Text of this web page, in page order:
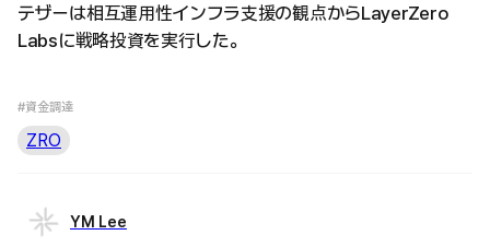
テザーは相互運用性インフラ支援の観点からLayerZero
Labsに戦略投資を実行した。
#資金調達
ZRO
YM Lee